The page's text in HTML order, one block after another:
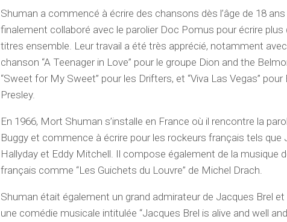
Shuman a commencé à écrire des chansons dès l’âge de 18
finalement collaboré avec le parolier Doc Pomus pour écrire plus
titres ensemble. Leur travail a été très apprécié, notamment
chanson “A Teenager in Love” pour le groupe Dion and the
“Sweet for My Sweet” pour les Drifters, et “Viva Las Vegas” pour
Presley.
En 1966, Mort Shuman s’installe en France où il rencontre la
Buggy et commence à écrire pour les rockeurs français tels que
Hallyday et Eddy Mitchell. Il compose également de la musique
français comme “Les Guichets du Louvre” de Michel Drach.
Shuman était également un grand admirateur de Jacques Brel et
une comédie musicale intitulée “Jacques Brel is alive and well